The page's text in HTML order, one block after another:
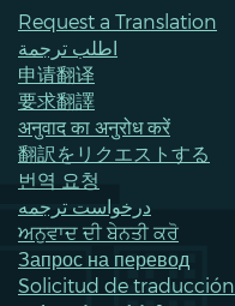
Request a Translation
اطلب ترجمة
申请翻译
要求翻譯
अनुवाद का अनुरोध करें
翻訳をリクエストする
번역 요청
درخواست ترجمه
ਅਨੁਵਾਦ ਦੀ ਬੇਨਤੀ ਕਰੋ
Запрос на перевод
Solicitud de traducción